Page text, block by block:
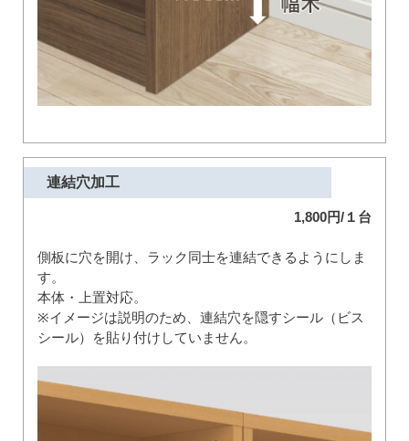
連結穴加工
1,800円/１台
側板に穴を開け、ラック同士を連結できるようにしま
す。
本体・上置対応。
※イメージは説明のため、連結穴を隠すシール（ビス
シール）を貼り付けしていません。